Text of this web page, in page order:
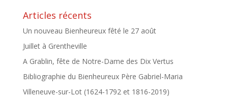
Articles récents
Un nouveau Bienheureux fêté le 27 août
Juillet à Grentheville
A Grablin, fête de Notre-Dame des Dix Vertus
Bibliographie du Bienheureux Père Gabriel-Maria
Villeneuve-sur-Lot (1624-1792 et 1816-2019)